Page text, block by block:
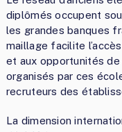
diplômés occupent
les grandes banques
maillage facilite
et aux opportunités
organisés par ces
recruteurs des
La dimension